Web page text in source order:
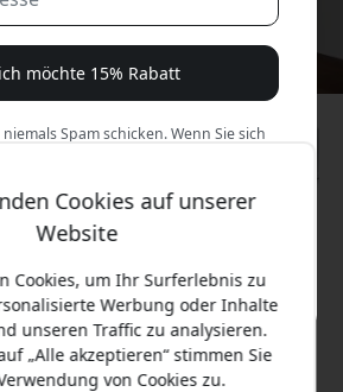
EUR
Jetzt kaufen
Cookies auf unserer
Website
Cookies, um Ihr Surferlebnis zu
Werbung oder Inhalte
unseren Traffic zu analysieren.
„Alle akzeptieren“ stimmen Sie
von Cookies zu.
möchte 15% Rabatt
Spam schicken. Wenn Sie sich
lieber den vollen Preis.